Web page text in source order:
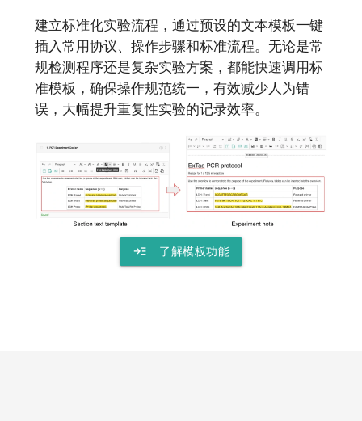
建立标准化实验流程，通过预设的文本模板一键
插入常用协议、操作步骤和标准流程。无论是常
规检测程序还是复杂实验方案，都能快速调用标
准模板，确保操作规范统一，有效减少人为错
误，大幅提升重复性实验的记录效率。
read_more 了解模板功能